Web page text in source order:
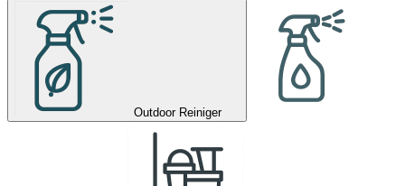
Outdoor Reiniger